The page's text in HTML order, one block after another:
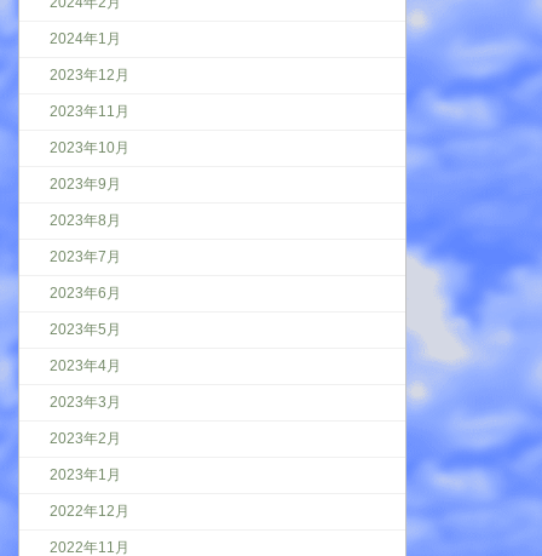
2024年1月
2023年12月
2023年11月
2023年10月
2023年9月
2023年8月
2023年7月
2023年6月
2023年5月
2023年4月
2023年3月
2023年2月
2023年1月
2022年12月
2022年11月